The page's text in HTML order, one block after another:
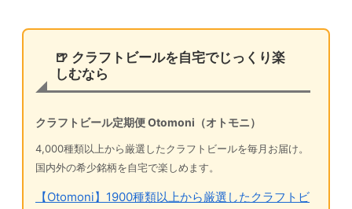
🍺 クラフトビールを自宅でじっくり楽
しむなら
クラフトビール定期便 Otomoni（オトモニ）
4,000種類以上から厳選したクラフトビールを毎月お届け。
国内外の希少銘柄を自宅で楽しめます。
【Otomoni】1900種類以上から厳選したクラフトビ